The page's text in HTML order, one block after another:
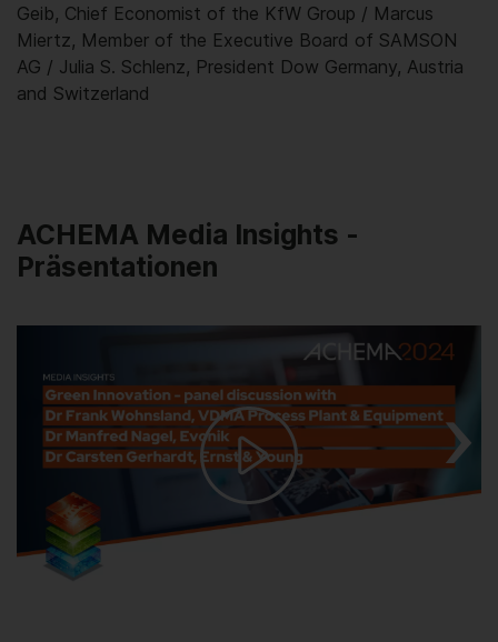
Geib, Chief Economist of the KfW Group / Marcus
Miertz, Member of the Executive Board of SAMSON
AG / Julia S. Schlenz, President Dow Germany, Austria
and Switzerland
ACHEMA Media Insights -
Präsentationen
Play
Video